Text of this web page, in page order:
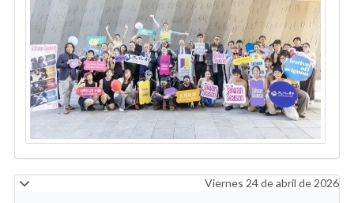
Viernes 24 de abril de 2026